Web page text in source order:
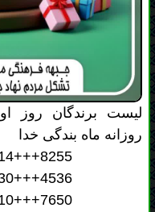
روزانه ماه بندگی خدا
با برندگان این
ارتش جمهوری اسلامی
تماس گرفته خواهد